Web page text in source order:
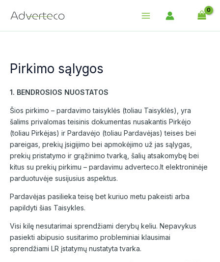
Pirkimo sąlygos
1. BENDROSIOS NUOSTATOS
Šios pirkimo – pardavimo taisyklės (toliau Taisyklės), yra
šalims privalomas teisinis dokumentas nusakantis Pirkėjo
(toliau Pirkėjas) ir Pardavėjo (toliau Pardavėjas) teises bei
pareigas, prekių įsigijimo bei apmokėjimo už jas sąlygas,
prekių pristatymo ir grąžinimo tvarką, šalių atsakomybę bei
kitus su prekių pirkimu – pardavimu adverteco.lt elektroninėje
parduotuvėje susijusius aspektus.
Pardavėjas pasilieka teisę bet kuriuo metu pakeisti arba
papildyti šias Taisykles.
Visi kilę nesutarimai sprendžiami derybų keliu. Nepavykus
pasiekti abipusio susitarimo probleminiai klausimai
sprendžiami LR įstatymų nustatyta tvarka.